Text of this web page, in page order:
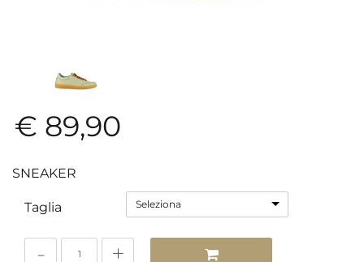
€ 89,90
SNEAKER
Taglia Seleziona